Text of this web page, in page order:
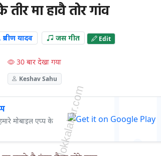
तीर मा हावै तोर गांव
प्रवीण यादव जस गीत Edit
30 बार देखा गया
Keshav Sahu
मोबाइल एप्प के